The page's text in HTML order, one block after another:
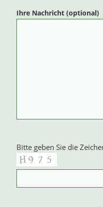
Ihre Nachricht (optional)
Bitte geben Sie die